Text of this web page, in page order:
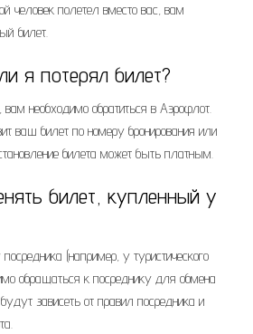
человек полетел вместо вас, вам
билет.
я потерял билет?
необходимо обратиться в Аэрофлот.
ваш билет по номеру бронирования или
билета может быть платным.
билет, купленный у
(например, у туристического
обращаться к посреднику для обмена
зависеть от правил посредника и